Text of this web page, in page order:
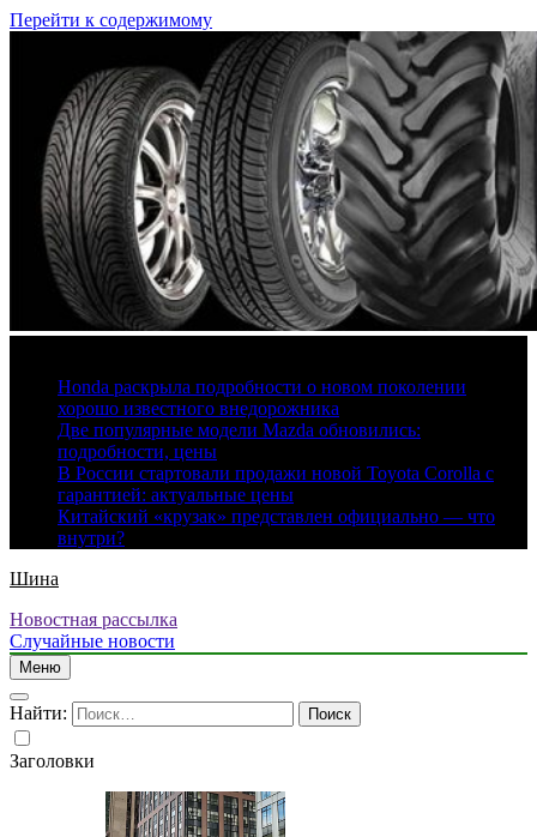
Перейти к содержимому
Honda раскрыла подробности о новом поколении
хорошо известного внедорожника
Две популярные модели Mazda обновились:
подробности, цены
В России стартовали продажи новой Toyota Corolla с
гарантией: актуальные цены
Китайский «крузак» представлен официально — что
внутри?
Шина
Новостная рассылка
Случайные новости
Меню
Найти:
Заголовки